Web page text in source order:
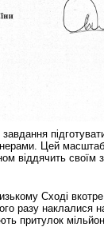
Цей
віддячить своїм
Сході
разу наклалися
притулок